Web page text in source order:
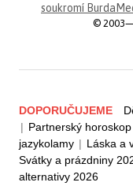
soukromí
©
DOPORUČUJEME
| Partnerský horoskop
jazykolamy | Láska a
Svátky a prázdniny
alternativy 2026